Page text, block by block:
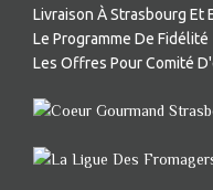
Livraison À Strasbourg Et
Le Programme De Fidélité
Les Offres Pour Comité